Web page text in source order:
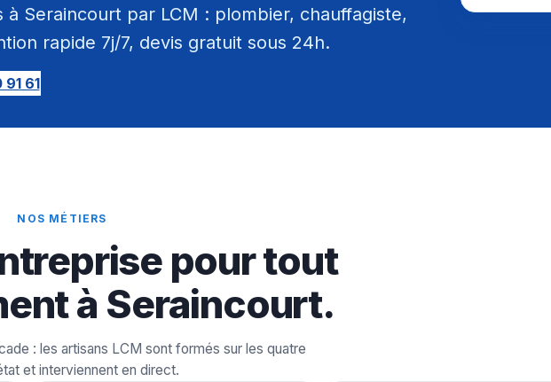
Seraincourt par LCM : plombier, chauffagiste,
rapide 7j/7, devis gratuit sous 24h.
91 61
NOS MÉTIERS
pour tout
à Seraincourt.
: les artisans LCM sont formés sur les quatre
et interviennent en direct.